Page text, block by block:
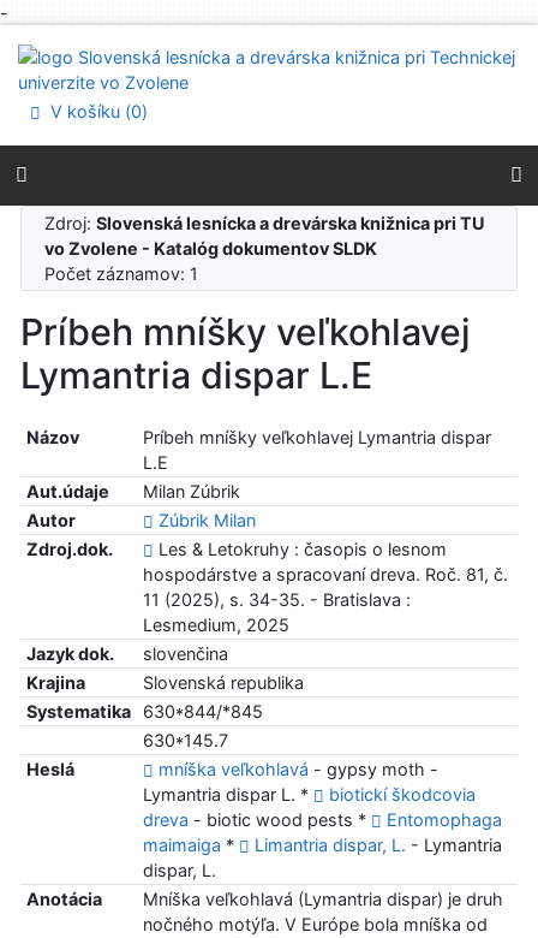
-
Prejsť na menu
Prehlásenie o webovej prístupnosti
V košíku (0)
Zdroj:Slovenská lesnícka a drevárska knižnica pri TU
vo Zvolene - Katalóg dokumentov SLDK
Počet záznamov: 1
Príbeh mníšky veľkohlavej
Lymantria dispar L.E
Názov
Príbeh mníšky veľkohlavej Lymantria dispar
L.E
Aut.údaje
Milan Zúbrik
Autor
Zúbrik Milan
Zdroj.dok.
Les & Letokruhy : časopis o lesnom
hospodárstve a spracovaní dreva. Roč. 81, č.
11 (2025), s. 34-35. - Bratislava :
Lesmedium, 2025
Jazyk dok.
slovenčina
Krajina
Slovenská republika
Systematika
630*844/*845
630*145.7
Heslá
mníška veľkohlavá - gypsy moth -
Lymantria dispar L. *
biotickí škodcovia
dreva - biotic wood pests *
Entomophaga
maimaiga * Limantria dispar, L. - Lymantria
dispar, L.
Anotácia
Mníška veľkohlavá (Lymantria dispar) je druh
nočného motýľa. V Európe bola mníška od